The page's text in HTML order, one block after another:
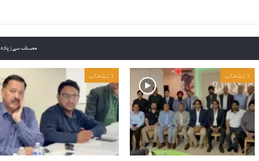
مصنف سے زیادہ
انتخاب انتخاب